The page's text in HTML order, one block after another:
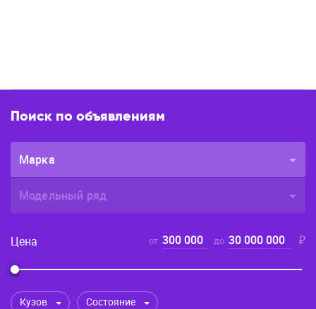
Поиск по объявлениям
Марка
Модельный ряд
Цена от 300 000 до 30 000 000 ₽
Кузов Состояние